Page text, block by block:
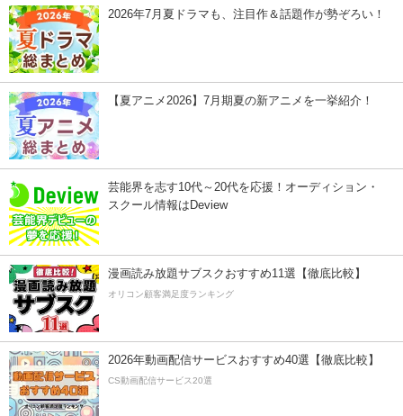
2026年7月夏ドラマも、注目作＆話題作が勢ぞろい！
【夏アニメ2026】7月期夏の新アニメを一挙紹介！
芸能界を志す10代～20代を応援！オーディション・
スクール情報はDeview
漫画読み放題サブスクおすすめ11選【徹底比較】
オリコン顧客満足度ランキング
2026年動画配信サービスおすすめ40選【徹底比較】
CS動画配信サービス20選